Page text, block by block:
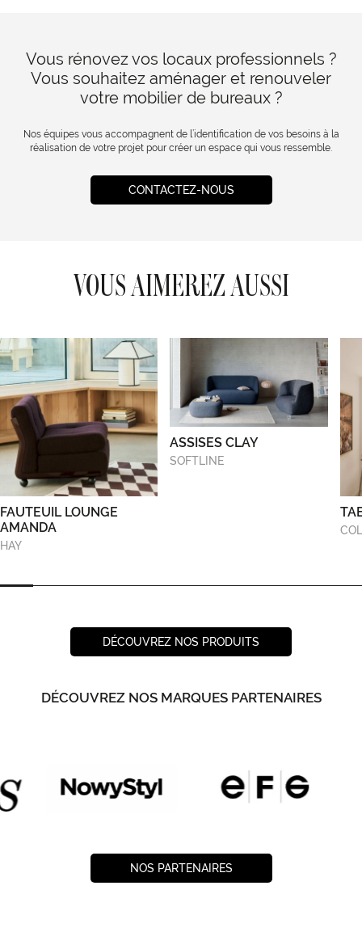
Vous rénovez vos locaux professionnels ?
Vous souhaitez aménager et renouveler
votre mobilier de bureaux ?
Nos équipes vous accompagnent de l’identification de vos besoins à la
réalisation de votre projet pour créer un espace qui vous ressemble.
CONTACTEZ-NOUS
VOUS AIMEREZ AUSSI
FAUTEUIL LOUNGE
AMANDA
HAY
ASSISES CLAY
SOFTLINE
DÉCOUVREZ NOS PRODUITS
DÉCOUVREZ NOS MARQUES PARTENAIRES
NOS PARTENAIRES